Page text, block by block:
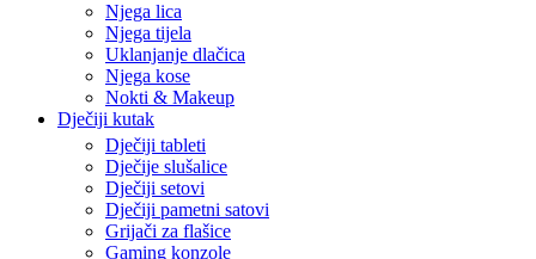
Njega lica
Njega tijela
Uklanjanje dlačica
Njega kose
Nokti & Makeup
Dječiji kutak
Dječiji tableti
Dječije slušalice
Dječiji setovi
Dječiji pametni satovi
Grijači za flašice
Gaming konzole